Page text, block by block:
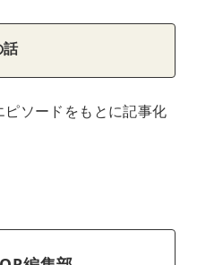
話
ソードをもとに記事化